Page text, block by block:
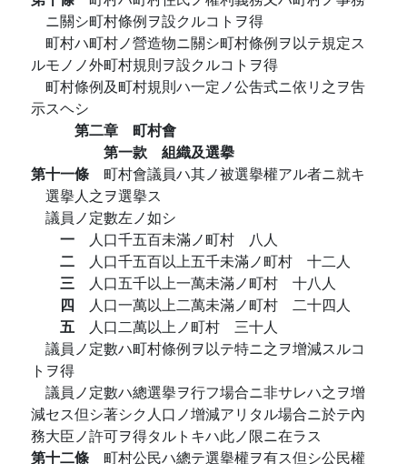
ニ關シ町村條例ヲ設クルコトヲ得
町村ハ町村ノ營造物ニ關シ町村條例ヲ以テ規定ス
ルモノノ外町村規則ヲ設クルコトヲ得
町村條例及町村規則ハ一定ノ公吿式ニ依リ之ヲ吿
示スヘシ
第二章 町村會
第一款 組織及選擧
第十一條 町村會議員ハ其ノ被選擧權アル者ニ就キ
選擧人之ヲ選擧ス
議員ノ定數左ノ如シ
一 人口千五百未滿ノ町村 八人
二 人口千五百以上五千未滿ノ町村 十二人
三 人口五千以上一萬未滿ノ町村 十八人
四 人口一萬以上二萬未滿ノ町村 二十四人
五 人口二萬以上ノ町村 三十人
議員ノ定數ハ町村條例ヲ以テ特ニ之ヲ增減スルコ
トヲ得
議員ノ定數ハ總選擧ヲ行フ場合ニ非サレハ之ヲ增
減セス但シ著シク人口ノ增減アリタル場合ニ於テ內
務大臣ノ許可ヲ得タルトキハ此ノ限ニ在ラス
第十二條 町村公民ハ總テ選擧權ヲ有ス但シ公民權